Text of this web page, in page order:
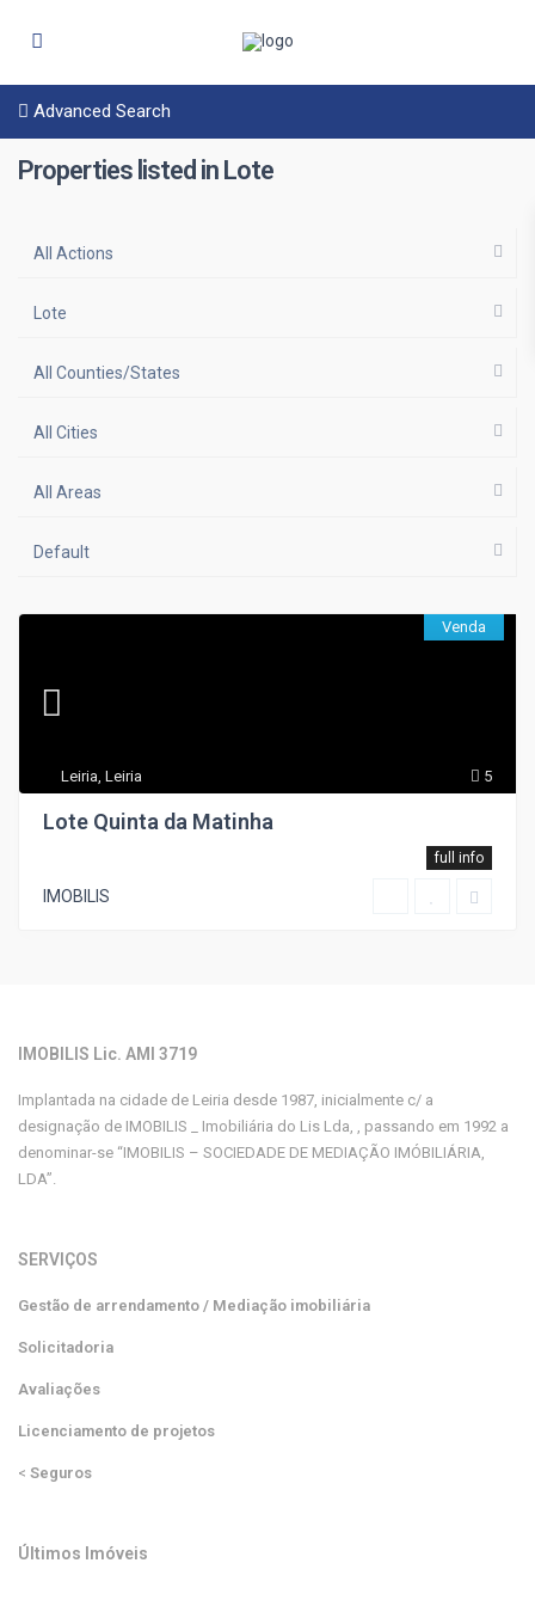
Advanced Search
Properties listed in Lote
All Actions
Lote
All Counties/States
All Cities
All Areas
Default
5
Leiria, Leiria
Venda
Lote Quinta da Matinha
full info
IMOBILIS
IMOBILIS Lic. AMI 3719
Implantada na cidade de Leiria desde 1987, inicialmente c/ a
designação de IMOBILIS _ Imobiliária do Lis Lda, , passando em 1992 a
denominar-se “IMOBILIS – SOCIEDADE DE MEDIAÇÃO IMÓBILIÁRIA,
LDA”.
SERVIÇOS
Gestão de arrendamento / Mediação imobiliária
Solicitadoria
Avaliações
Licenciamento de projetos
< Seguros
Últimos Imóveis